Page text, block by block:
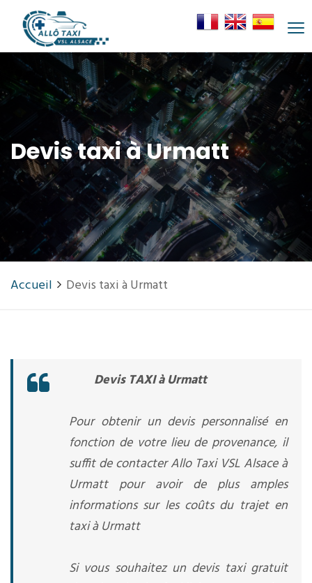
Devis taxi à Urmatt
Accueil Devis taxi à Urmatt
Devis TAXI à Urmatt
Pour obtenir un devis personnalisé en
fonction de votre lieu de provenance, il
suffit de contacter Allo Taxi VSL Alsace à
Urmatt pour avoir de plus amples
informations sur les coûts du trajet en
taxi à Urmatt
Si vous souhaitez un devis taxi gratuit